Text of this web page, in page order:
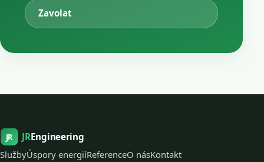
Zavolat
JR JREngineering
SlužbyÚspory energiíReferenceO násKontakt